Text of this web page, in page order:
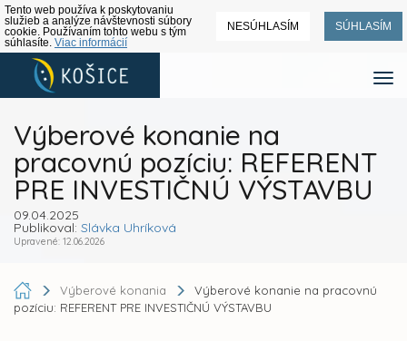
Tento web používa k poskytovaniu
služieb a analýze návštevnosti súbory
cookie. Používaním tohto webu s tým
súhlasíte. Viac informácií
NESÚHLASÍM SÚHLASÍM
Výberové konanie na
pracovnú pozíciu: REFERENT
PRE INVESTIČNÚ VÝSTAVBU
09.04.2025
Publikoval: Slávka Uhríková
Upravené: 12.06.2026
Výberové konania
Výberové konanie na pracovnú
pozíciu: REFERENT PRE INVESTIČNÚ VÝSTAVBU